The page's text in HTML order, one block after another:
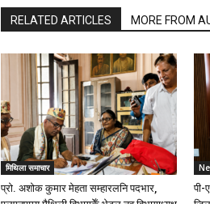
RELATED ARTICLES MORE FROM
मिथिला समाचार
प्रो. अशोक कुमार मेहता सम्हारलनि पदभार,
पी-